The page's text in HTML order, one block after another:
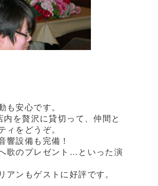
も安心です。
を贅沢に貸切って、仲間と
ィをどうぞ。
響設備も完備！
歌のプレゼント…といった演
ンもゲストに好評です。